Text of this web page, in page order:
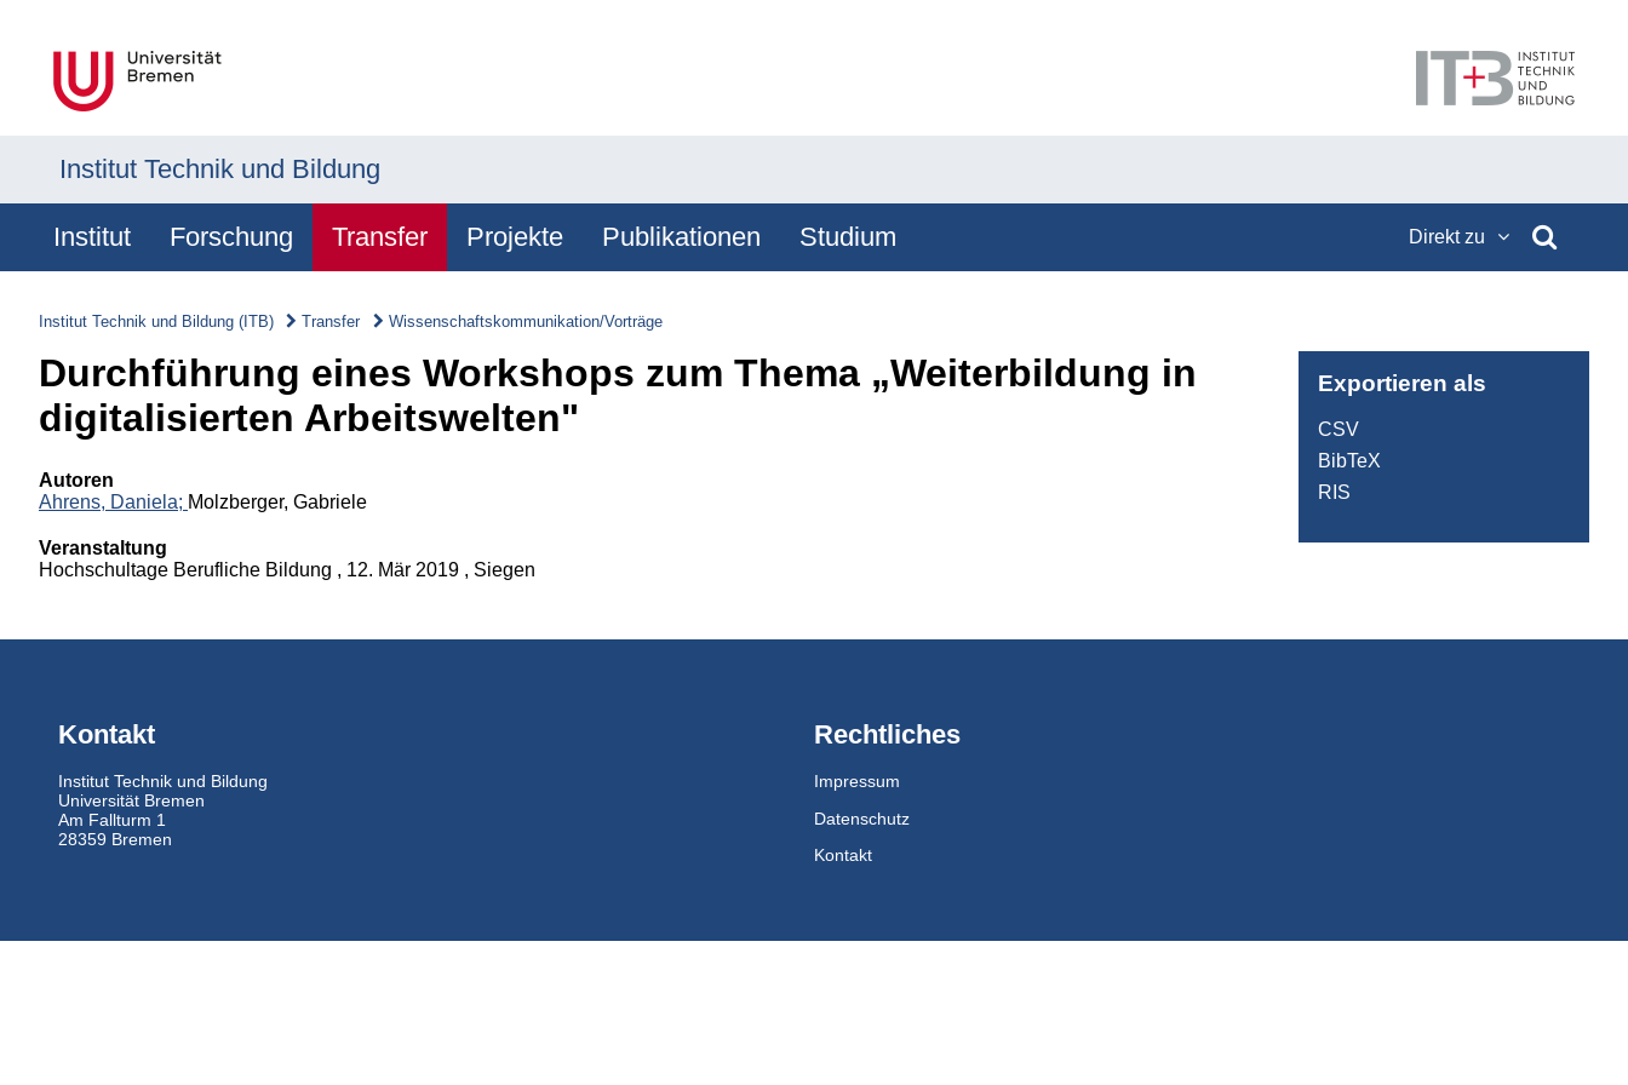
Institut Technik und Bildung
Institut Forschung Transfer Projekte Publikationen Studium Direkt zu
Institut Technik und Bildung (ITB) Transfer Wissenschaftskommunikation/Vorträge
Durchführung eines Workshops zum Thema „Weiterbildung in
digitalisierten Arbeitswelten"
Autoren
Ahrens, Daniela; Molzberger, Gabriele
Veranstaltung
Hochschultage Berufliche Bildung , 12. Mär 2019 , Siegen
Exportieren als
CSV
BibTeX
RIS
Kontakt
Institut Technik und Bildung
Universität Bremen
Am Fallturm 1
28359 Bremen
Rechtliches
Impressum
Datenschutz
Kontakt